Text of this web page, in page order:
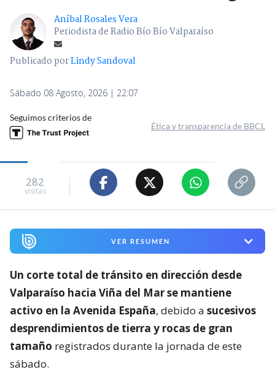
Aníbal Rosales Vera
Periodista de Radio Bío Bío Valparaíso
Publicado porLindy Sandoval
Sábado 08 Agosto, 2026 | 22:07
Seguimos criterios de
Ética y transparencia de BBCL
282
visitas
VER RESUMEN
Un corte total de tránsito en dirección desde
Valparaíso hacia Viña del Mar se mantiene
activo en la Avenida España, debido a sucesivos
desprendimientos de tierra y rocas de gran
tamaño registrados durante la jornada de este
sábado.